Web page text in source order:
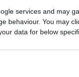
services and may
behaviour. You may
data for below